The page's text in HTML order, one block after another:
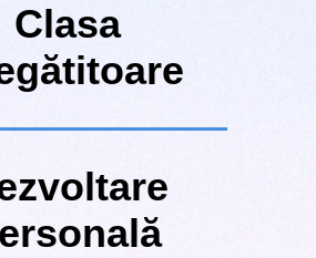
Clasa